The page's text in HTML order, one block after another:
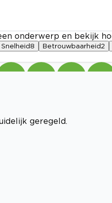
onderwerp en bekijk
Snelheid 8 Betrouwbaarheid2
geregeld.